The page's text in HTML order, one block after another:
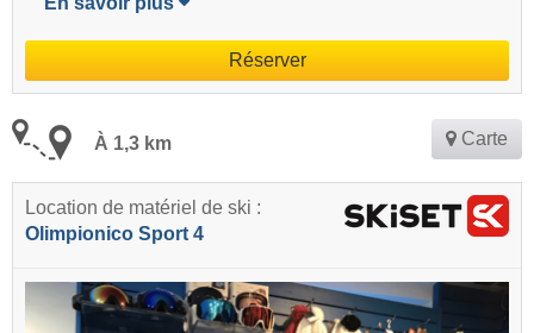
Réserver
À 1,3 km Carte
Location de matériel de ski :
Olimpionico Sport 4